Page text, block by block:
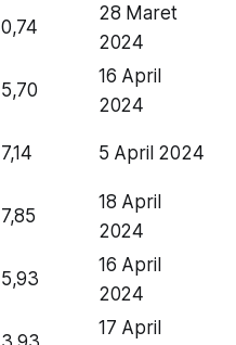
0,74
28 Maret
2024
5,70
16 April
2024
7,14 5 April 2024
7,85
18 April
2024
5,93
16 April
2024
17 April